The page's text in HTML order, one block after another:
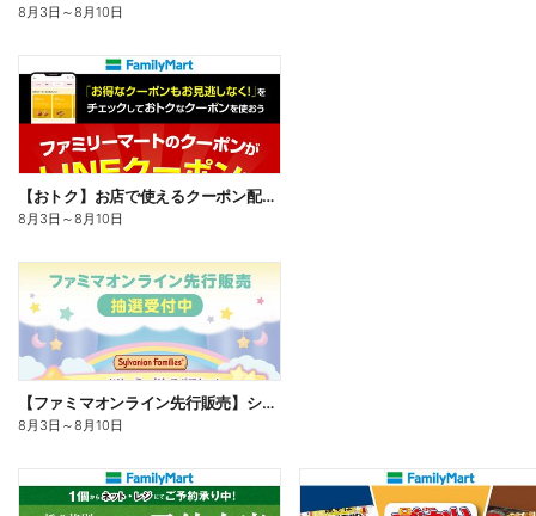
8月3日 ～8月10日
【おトク】お店で使えるクーポン配信中
8月3日 ～8月10日
【ファミマオンライン先行販売】シルバニアファミリー
8月3日 ～8月10日